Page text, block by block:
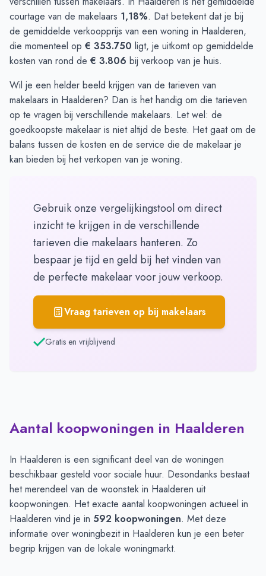
courtage van de makelaars 1,18%. Dat betekent dat je bij
de gemiddelde verkoopprijs van een woning in Haalderen,
die momenteel op € 353.750 ligt, je uitkomt op gemiddelde
kosten van rond de € 3.806 bij verkoop van je huis.
Wil je een helder beeld krijgen van de tarieven van
makelaars in Haalderen? Dan is het handig om die tarieven
op te vragen bij verschillende makelaars. Let wel: de
goedkoopste makelaar is niet altijd de beste. Het gaat om de
balans tussen de kosten en de service die de makelaar je
kan bieden bij het verkopen van je woning.
Gebruik onze vergelijkingstool om direct
inzicht te krijgen in de verschillende
tarieven die makelaars hanteren. Zo
bespaar je tijd en geld bij het vinden van
de perfecte makelaar voor jouw verkoop.
Vraag tarieven op bij makelaars
Gratis en vrijblijvend
Aantal koopwoningen in Haalderen
In Haalderen is een significant deel van de woningen
beschikbaar gesteld voor sociale huur. Desondanks bestaat
het merendeel van de woonstek in Haalderen uit
koopwoningen. Het exacte aantal koopwoningen actueel in
Haalderen vind je in 592 koopwoningen. Met deze
informatie over woningbezit in Haalderen kun je een beter
begrip krijgen van de lokale woningmarkt.